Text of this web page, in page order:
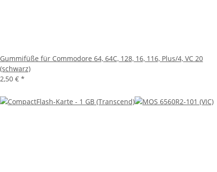
Gummifüße für Commodore 64, 64C, 128, 16, 116, Plus/4, VC 20
(schwarz)
2,50 € *